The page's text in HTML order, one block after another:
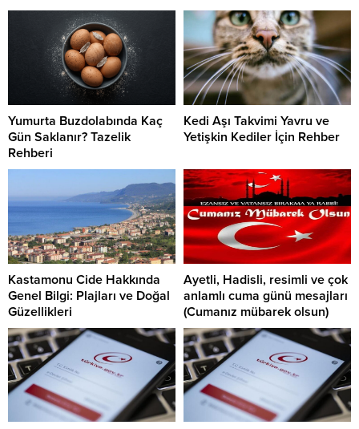
Yumurta Buzdolabında Kaç
Gün Saklanır? Tazelik
Rehberi
Kedi Aşı Takvimi Yavru ve
Yetişkin Kediler İçin Rehber
Kastamonu Cide Hakkında
Genel Bilgi: Plajları ve Doğal
Güzellikleri
Ayetli, Hadisli, resimli ve çok
anlamlı cuma günü mesajları
(Cumanız mübarek olsun)